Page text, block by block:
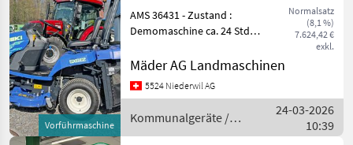
Vorführmaschine
SXG E 2 Akku
Normalsatz
(8,1 %)
7.624,42 €
exkl.
AMS 36431 - Zustand :
Demomaschine ca. 24 Std. -
km/h - Batterie : 48V 7, 92
- Lenkung : mechanisch -
Mäder AG Landmaschinen
5524 Niederwil AG
Kommunalgeräte /
Iseki
24-03-2026
10:39